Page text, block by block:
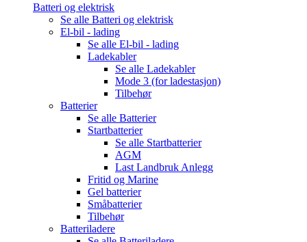
Batteri og elektrisk
Se alle Batteri og elektrisk
El-bil - lading
Se alle El-bil - lading
Ladekabler
Se alle Ladekabler
Mode 3 (for ladestasjon)
Tilbehør
Batterier
Se alle Batterier
Startbatterier
Se alle Startbatterier
AGM
Last Landbruk Anlegg
Fritid og Marine
Gel batterier
Småbatterier
Tilbehør
Batteriladere